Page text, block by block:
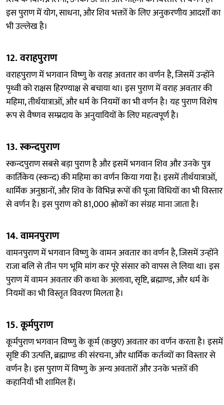
इस पुराण में योग, साधना, और शिव भक्तों के लिए अनुकरणीय आदर्शों का
भी उल्लेख है।
12.वराहपुराण
वराहपुराण में भगवान विष्णु के वराह अवतार का वर्णन है, जिसमें उन्होंने
पृथ्वी को राक्षस हिरण्याक्ष से बचाया था। इस पुराण में वराह अवतार की
महिमा, तीर्थयात्राओं, और धर्म के नियमों का भी वर्णन है। यह पुराण विशेष
रूप से वैष्णव सम्प्रदाय के अनुयायियों के लिए महत्वपूर्ण है।
13.स्कन्दपुराण
स्कन्दपुराण सबसे बड़ा पुराण है और इसमें भगवान शिव और उनके पुत्र
कार्तिकेय (स्कन्द) की महिमा का वर्णन किया गया है। इसमें तीर्थयात्राओं,
धार्मिक अनुष्ठानों, और शिव के विभिन्न रूपों की पूजा विधियों का भी विस्तार
से वर्णन है। इस पुराण को 81,000 श्लोकों का संग्रह माना जाता है।
14.वामनपुराण
वामनपुराण में भगवान विष्णु के वामन अवतार का वर्णन है, जिसमें उन्होंने
राजा बलि से तीन पग भूमि मांग कर पूरे संसार को वापस ले लिया था। इस
पुराण में वामन अवतार की कथा के अलावा, सृष्टि, ब्रह्माण्ड, और धर्म के
नियमों का भी विस्तृत विवरण मिलता है।
15.कूर्मपुराण
कूर्मपुराण भगवान विष्णु के कूर्म (कछुए) अवतार का वर्णन करता है। इसमें
सृष्टि की उत्पत्ति, ब्रह्माण्ड की संरचना, और धार्मिक कर्तव्यों का विस्तार से
वर्णन है। इस पुराण में विष्णु के अन्य अवतारों और उनके भक्तों की
कहानियाँ भी शामिल हैं।